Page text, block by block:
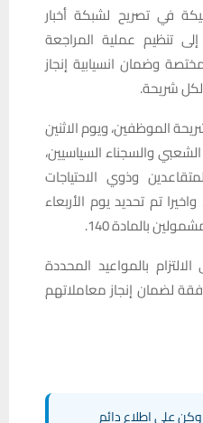
في تصريح لشبكة أخبار
تنظيم عملية المراجعة
وضمان انسيابية إنجاز
شريحة.
الموظفين، ويوم الاثنين
والسجناء السياسيين،
وذوي الاحتياجات
تم تحديد يوم الأربعاء
بالمادة 140.
بالمواعيد المحددة
لضمان إنجاز معاملاتهم
وكن على اطلاع دائم